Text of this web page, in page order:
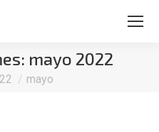
mayo 2022
mayo